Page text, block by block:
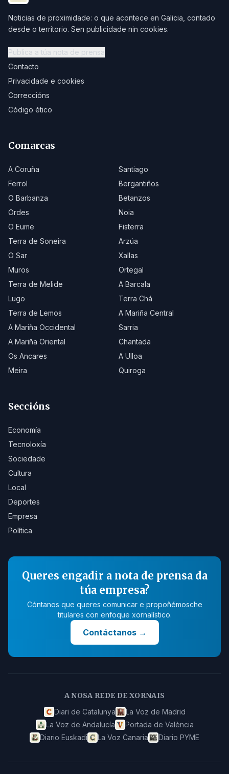
Noticias de proximidade: o que acontece en Galicia, contado
desde o territorio. Sen publicidade nin cookies.
Publica a túa nota de prensa
Contacto
Privacidade e cookies
Correccións
Código ético
Comarcas
A Coruña
Santiago
Ferrol
Bergantiños
O Barbanza
Betanzos
Ordes
Noia
O Eume
Fisterra
Terra de Soneira
Arzúa
O Sar
Xallas
Muros
Ortegal
Terra de Melide
A Barcala
Lugo
Terra Chá
Terra de Lemos
A Mariña Central
A Mariña Occidental
Sarria
A Mariña Oriental
Chantada
Os Ancares
A Ulloa
Meira
Quiroga
Seccións
Economía
Tecnoloxía
Sociedade
Cultura
Local
Deportes
Empresa
Política
Queres engadir a nota de prensa da
túa empresa?
Cóntanos que queres comunicar e propoñémosche
titulares con enfoque xornalístico.
Contáctanos→
A NOSA REDE DE XORNAIS
Diari de Catalunya
La Voz de Madrid
La Voz de Andalucía
Portada de València
Diario Euskadi
La Voz Canaria Diario PYME